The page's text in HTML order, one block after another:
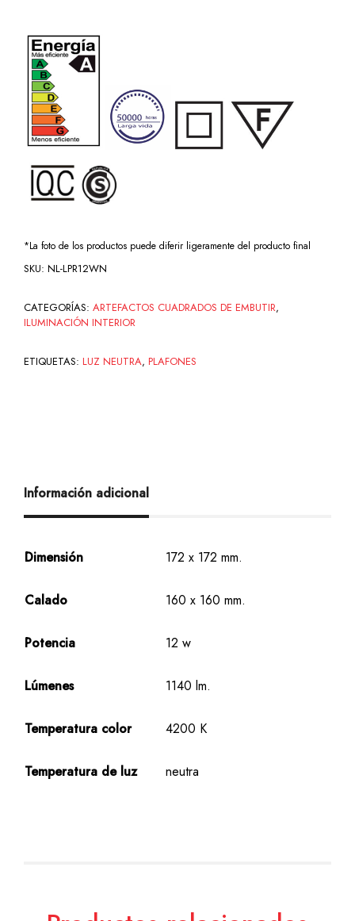
*La foto de los productos puede diferir ligeramente del producto final
SKU: NL-LPR12WN
CATEGORÍAS: ARTEFACTOS CUADRADOS DE EMBUTIR,
ILUMINACIÓN INTERIOR
ETIQUETAS: LUZ NEUTRA, PLAFONES
Información adicional
Dimensión 172 x 172 mm.
Calado 160 x 160 mm.
Potencia 12 w
Lúmenes 1140 lm.
Temperatura color 4200 K
Temperatura de luz neutra